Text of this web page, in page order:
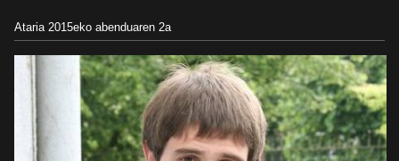
Ataria 2015eko abenduaren 2a